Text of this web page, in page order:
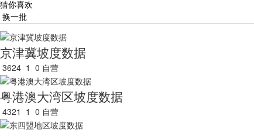
猜你喜欢
换一批
京津冀坡度数据
3624 1 0 自营
粤港澳大湾区坡度数据
4321 1 0 自营